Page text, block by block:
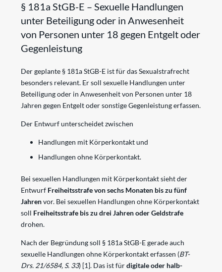
§ 181a StGB-E – Sexuelle Handlungen
unter Beteiligung oder in Anwesenheit
von Personen unter 18 gegen Entgelt oder
Gegenleistung
Der geplante § 181a StGB-E ist für das Sexualstrafrecht
besonders relevant. Er soll sexuelle Handlungen unter
Beteiligung oder in Anwesenheit von Personen unter 18
Jahren gegen Entgelt oder sonstige Gegenleistung erfassen.
Der Entwurf unterscheidet zwischen
Handlungen mit Körperkontakt und
Handlungen ohne Körperkontakt.
Bei sexuellen Handlungen mit Körperkontakt sieht der
Entwurf Freiheitsstrafe von sechs Monaten bis zu fünf
Jahrenvor. Bei sexuellen Handlungen ohne Körperkontakt
soll Freiheitsstrafe bis zu drei Jahren oder Geldstrafe
drohen.
Nach der Begründung soll § 181a StGB-E gerade auch
sexuelle Handlungen ohne Körperkontakt erfassen (BT-
Drs. 21/6584, S. 33) [1]. Das ist fürdigitale oder halb-